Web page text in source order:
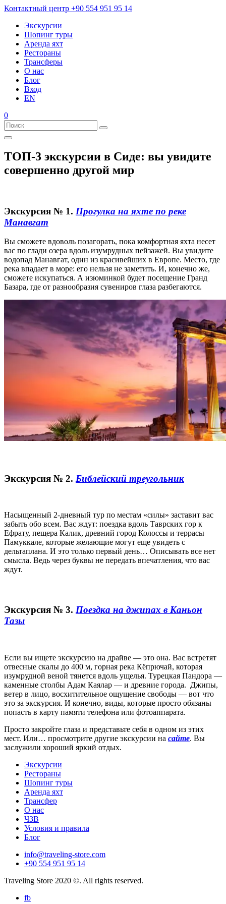
Контактный центр +90 554 951 95 14
Экскурсии
Шопинг туры
Аренда яхт
Рестораны
Трансферы
О нас
Блог
Вход
EN
0
ТОП-3 экскурсии в Сиде: вы увидите
совершенно другой мир
Экскурсия № 1. Прогулка на яхте по реке
Манавгат
Вы сможете вдоволь позагорать, пока комфортная яхта несет
вас по глади озера вдоль изумрудных пейзажей. Вы увидите
водопад Манавгат, один из красивейших в Европе. Место, где
река впадает в море: его нельзя не заметить. И, конечно же,
сможете искупаться. А изюминкой будет посещение Гранд
Базара, где от разнообразия сувениров глаза разбегаются.
Экскурсия № 2. Библейский треугольник
Насыщенный 2-дневный тур по местам «силы» заставит вас
забыть обо всем. Вас ждут: поездка вдоль Таврских гор к
Ефрату, пещера Калик, древний город Колоссы и террасы
Памуккале, которые желающие могут еще увидеть с
дельтаплана. И это только первый день… Описывать все нет
смысла. Ведь через буквы не передать впечатления, что вас
ждут.
Экскурсия № 3. Поездка на джипах в Каньон
Тазы
Если вы ищете экскурсию на драйве ― это она. Вас встретят
отвесные скалы до 400 м, горная река Кёпрючай, которая
изумрудной веной тянется вдоль ущелья. Турецкая Пандора ―
каменные столбы Адам Каялар ― и древние города. Джипы,
ветер в лицо, восхитительное ощущение свободы ― вот что
это за экскурсия. И конечно, виды, которые просто обязаны
попасть в карту памяти телефона или фотоаппарата.
Просто закройте глаза и представьте себя в одном из этих
мест. Или… просмотрите другие экскурсии на сайте. Вы
заслужили хороший яркий отдых.
Экскурсии
Рестораны
Шопинг туры
Аренда яхт
Трансфер
О нас
ЧЗВ
Условия и правила
Блог
info@traveling-store.com
+90 554 951 95 14
Traveling Store 2020 ©. All rights reserved.
fb